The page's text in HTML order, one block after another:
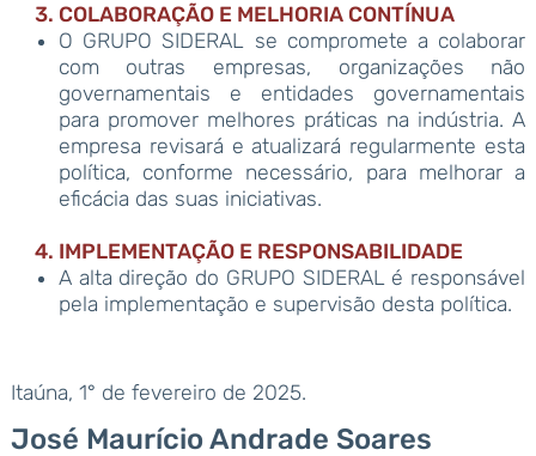
COLABORAÇÃO E MELHORIA CONTÍNUA
O GRUPO SIDERAL se compromete a colaborar
com outras empresas, organizações não
governamentais e entidades governamentais
para promover melhores práticas na indústria. A
empresa revisará e atualizará regularmente esta
política, conforme necessário, para melhorar a
eficácia das suas iniciativas.
IMPLEMENTAÇÃO E RESPONSABILIDADE
A alta direção do GRUPO SIDERAL é responsável
pela implementação e supervisão desta política.
Itaúna, 1° de fevereiro de 2025.
José Maurício Andrade Soares